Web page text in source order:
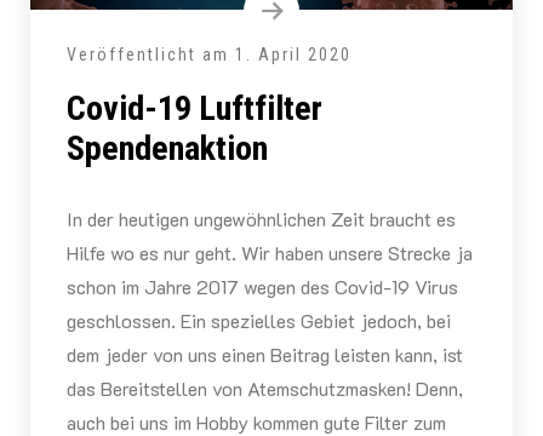
Veröffentlicht am 1. April 2020
Covid-19 Luftfilter
Spendenaktion
In der heutigen ungewöhnlichen Zeit braucht es
Hilfe wo es nur geht. Wir haben unsere Strecke ja
schon im Jahre 2017 wegen des Covid-19 Virus
geschlossen. Ein spezielles Gebiet jedoch, bei
dem jeder von uns einen Beitrag leisten kann, ist
das Bereitstellen von Atemschutzmasken! Denn,
auch bei uns im Hobby kommen gute Filter zum